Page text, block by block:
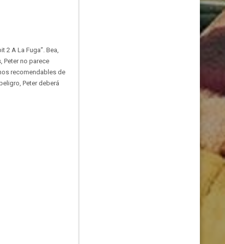
2 A La Fuga”. Bea,
Peter no parece
recomendables de
Peter deberá